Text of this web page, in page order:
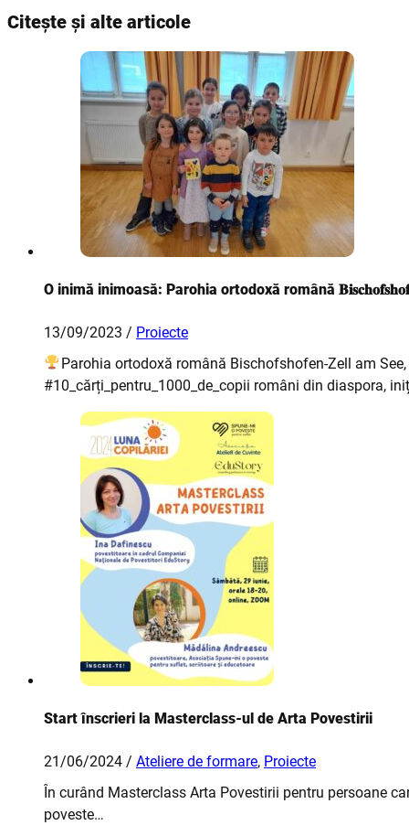
Citește și alte articole
O inimă inimoasă: Parohia ortodoxă română
13/09/2023 / Proiecte
Parohia ortodoxă română Bischofshofen-Zell am
#10_cărți_pentru_1000_de_copii români din diaspora,
Start înscrieri la Masterclass-ul de Arta Povestirii
21/06/2024 / Ateliere de formare, Proiecte
În curând Masterclass Arta Povestirii pentru persoane
poveste…